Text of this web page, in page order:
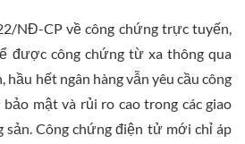
NĐ-CP về công chứng trực tuyến,
được công chứng từ xa thông qua
hầu hết ngân hàng vẫn yêu cầu công
mật và rủi ro cao trong các giao
sản. Công chứng điện tử mới chỉ áp